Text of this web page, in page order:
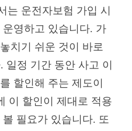
는 운전자보험 가입 시
영하고 있습니다. 가
치기 쉬운 것이 바로
일정 기간 동안 사고 이
할인해 주는 제도이
이 할인이 제대로 적용
필요가 있습니다. 또